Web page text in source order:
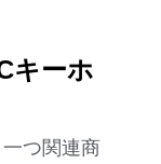
キーホ
つ関連商